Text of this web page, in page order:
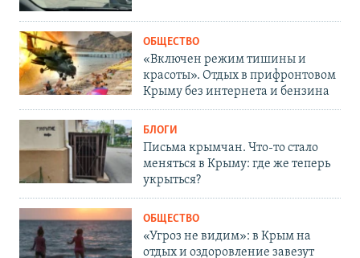
ОБЩЕСТВО
«Включен режим тишины и
красоты». Отдых в прифронтовом
Крыму без интернета и бензина
БЛОГИ
Письма крымчан. Что-то стало
меняться в Крыму: где же теперь
укрыться?
ОБЩЕСТВО
«Угроз не видим»: в Крым на
отдых и оздоровление завезут